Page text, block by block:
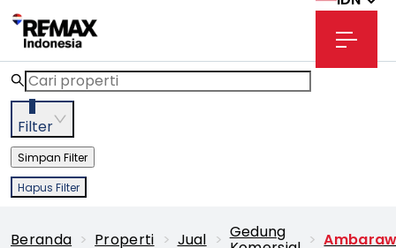
3
Filter
Simpan Filter
Hapus Filter
Beranda > Properti > Jual > Gedung >